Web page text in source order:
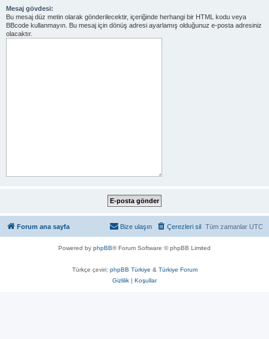
Mesaj gövdesi:
Bu mesaj düz metin olarak gönderilecektir, içeriğinde herhangi bir HTML kodu veya
BBcode kullanmayın. Bu mesaj için dönüş adresi ayarlamış olduğunuz e-posta adresiniz
olacaktır.
Forum ana sayfa Tüm zamanlar UTC
Çerezleri sil
Bize ulaşın
Powered by phpBB® Forum Software © phpBB Limited
Türkçe çeviri: phpBB Türkiye & Türkiye Forum
Gizlilik | Koşullar